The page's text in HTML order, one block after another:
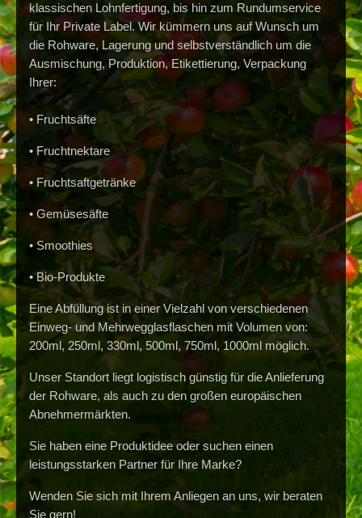
klassischen Lohnfertigung, bis hin zum Rundumservice
für Ihr Private Label. Wir kümmern uns auf Wunsch um
die Rohware, Lagerung und selbstverständlich um die
Ausmischung, Produktion, Etikettierung, Verpackung
Ihrer:
• Fruchtsäfte
•Fruchtnektare
• Fruchtsaftgetränke
•Gemüsesäfte
• Smoothies
•Bio-Produkte
Eine Abfüllung ist in einer Vielzahl von verschiedenen
Einweg- und Mehrwegglasflaschen mit Volumen von:
200ml, 250ml, 330ml, 500ml, 750ml, 1000ml möglich.
Unser Standort liegt logistisch günstig für die Anlieferung
der Rohware, als auch zu den großen europäischen
Abnehmermärkten.
Sie haben eine Produktidee oder suchen einen
leistungsstarken Partner für Ihre Marke?
Wenden Sie sich mit Ihrem Anliegen an uns, wir beraten
Sie gern!